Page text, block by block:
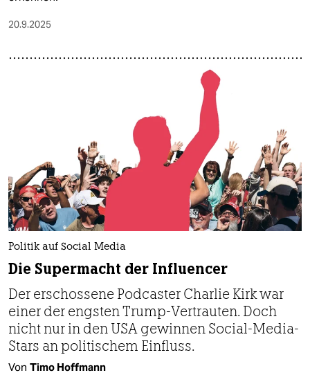
20.9.2025
Politik auf Social Media
Die Supermacht der Influencer
Der erschossene Podcaster Charlie Kirk war
einer der engsten Trump-Vertrauten. Doch
nicht nur in den USA gewinnen Social-Media-
Stars an politischem Einfluss.
Von Timo Hoffmann